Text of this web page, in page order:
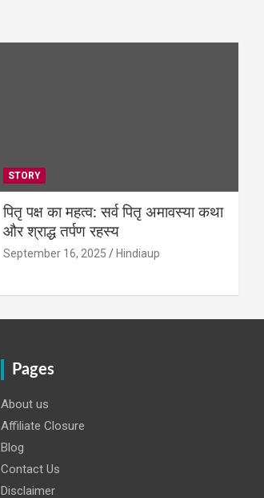
STORY
पितृ पक्ष का महत्व: सर्व पितृ अमावस्या कथा
और श्राद्ध तर्पण रहस्य
September 16, 2025 Hindiaup
Pages
About us
Affiliate Closure
Blog
Contact Us
Disclaimer